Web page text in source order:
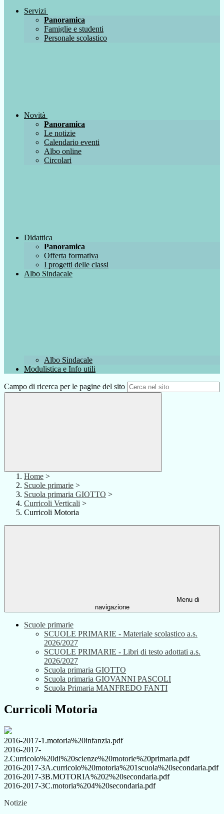
Servizi
Panoramica
Famiglie e studenti
Personale scolastico
Novità
Panoramica
Le notizie
Calendario eventi
Albo online
Circolari
Didattica
Panoramica
Offerta formativa
I progetti delle classi
Albo Sindacale
Albo Sindacale
Modulistica e Info utili
Campo di ricerca per le pagine del sito
Home >
Scuole primarie >
Scuola primaria GIOTTO >
Curricoli Verticali >
Curricoli Motoria
Menu di
navigazione
Scuole primarie
SCUOLE PRIMARIE - Materiale scolastico a.s.
2026/2027
SCUOLE PRIMARIE - Libri di testo adottati a.s.
2026/2027
Scuola primaria GIOTTO
Scuola primaria GIOVANNI PASCOLI
Scuola Primaria MANFREDO FANTI
Curricoli Motoria
2016-2017-1.motoria%20infanzia.pdf
2016-2017-
2.Curricolo%20di%20scienze%20motorie%20primaria.pdf
2016-2017-3A.curricolo%20motoria%201scuola%20secondaria.pdf
2016-2017-3B.MOTORIA%202%20secondaria.pdf
2016-2017-3C.motoria%204%20secondaria.pdf
Notizie